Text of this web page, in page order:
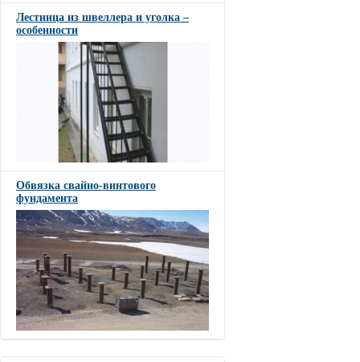
Лестница из швеллера и уголка –
особенности
Обвязка свайно-винтового
фундамента